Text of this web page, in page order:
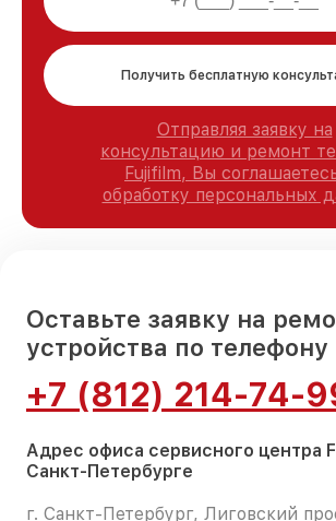
Получить бесплатную
Отправляя заявку на
консультацию и ремонт
Fujifilm, Вы
обработку персональных
Оставьте заявку на
устройства по телефону
+7 (812) 214-74-
Адрес офиса сервисного центра
Санкт-Петербурге
г. Санкт-Петербург, Лиговский